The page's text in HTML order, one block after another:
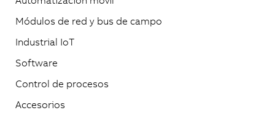
Módulos de red y bus de campo
Industrial IoT
Software
Control de procesos
Accesorios